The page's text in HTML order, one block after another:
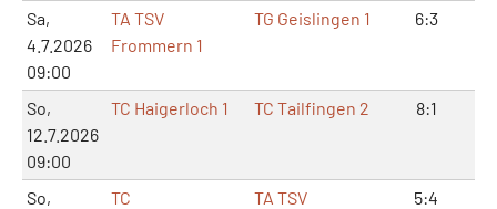
Sa,
4.7.2026
09:00
TA TSV
Frommern 1
TG Geislingen 1 6:3
So,
12.7.2026
09:00
TC Haigerloch 1 TC Tailfingen 2 8:1
So,
TC
TA TSV
5:4